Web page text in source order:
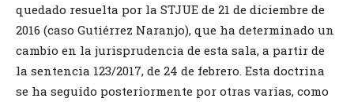
quedado resuelta por la STJUE de 21 de diciembre de
2016 (caso Gutiérrez Naranjo), que ha determinado un
cambio en la jurisprudencia de esta sala, a partir de
la sentencia 123/2017, de 24 de febrero. Esta doctrina
se ha seguido posteriormente por otras varias, como